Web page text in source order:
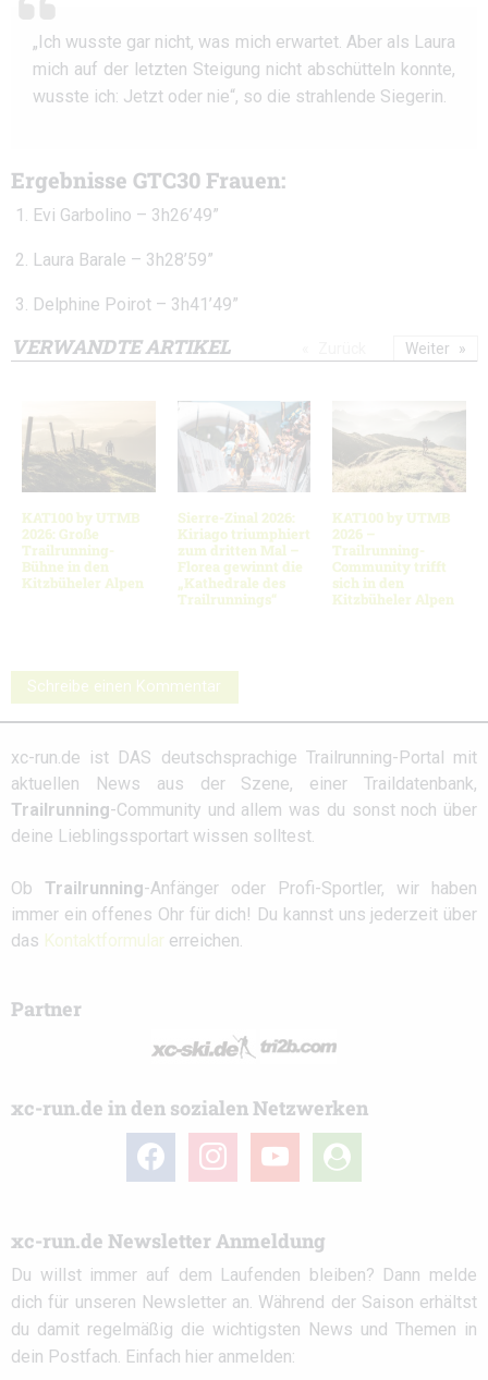
„Ich wusste gar nicht, was mich erwartet. Aber als Laura
mich auf der letzten Steigung nicht abschütteln konnte,
wusste ich: Jetzt oder nie“, so die strahlende Siegerin.
Ergebnisse GTC30 Frauen:
Evi Garbolino – 3h26’49”
Laura Barale – 3h28’59”
Delphine Poirot – 3h41’49”
VERWANDTE ARTIKEL
KAT100 by UTMB
2026: Große
Trailrunning-
Bühne in den
Kitzbüheler Alpen
Sierre-Zinal 2026:
Kiriago triumphiert
zum dritten Mal –
Florea gewinnt die
„Kathedrale des
Trailrunnings“
KAT100 by UTMB
2026 –
Trailrunning-
Community trifft
sich in den
Kitzbüheler Alpen
Weiter
Schreibe einen Kommentar
xc-run.de ist DAS deutschsprachige Trailrunning-Portal mit
aktuellen News aus der Szene, einer Traildatenbank,
Trailrunning-Community und allem was du sonst noch über
deine Lieblingssportart wissen solltest.
Ob Trailrunning-Anfänger oder Profi-Sportler, wir haben
immer ein offenes Ohr für dich! Du kannst uns jederzeit über
das Kontaktformular erreichen.
Partner
xc-run.de in den sozialen Netzwerken
facebook instagramyoutube
user-
circle
xc-run.de Newsletter Anmeldung
Du willst immer auf dem Laufenden bleiben? Dann melde
dich für unseren Newsletter an. Während der Saison erhältst
du damit regelmäßig die wichtigsten News und Themen in
dein Postfach. Einfach hier anmelden: